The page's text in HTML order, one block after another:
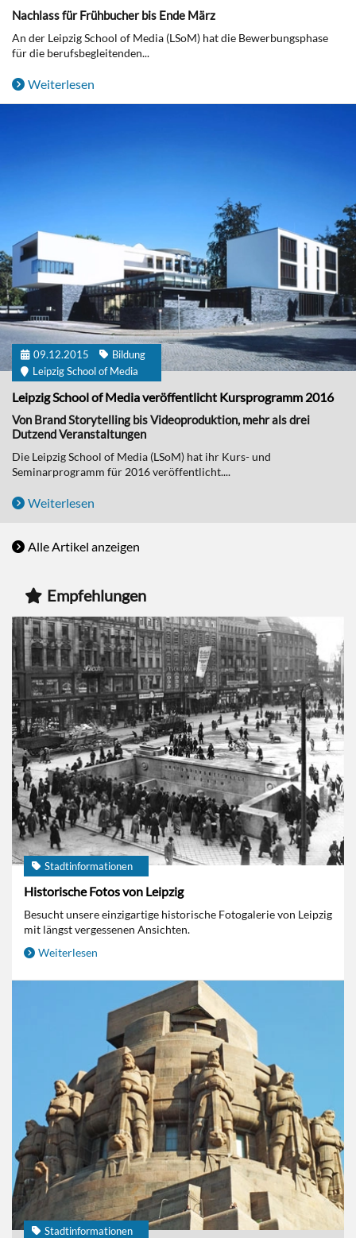
Nachlass für Frühbucher bis Ende März
An der Leipzig School of Media (LSoM) hat die Bewerbungsphase
für die berufsbegleitenden...
Weiterlesen
09.12.2015
Bildung
Leipzig School of Media
Leipzig School of Media veröffentlicht Kursprogramm 2016
Von Brand Storytelling bis Videoproduktion, mehr als drei
Dutzend Veranstaltungen
Die Leipzig School of Media (LSoM) hat ihr Kurs- und
Seminarprogramm für 2016 veröffentlicht....
Weiterlesen
Alle Artikel anzeigen
Empfehlungen
Stadtinformationen
Historische Fotos von Leipzig
Besucht unsere einzigartige historische Fotogalerie von Leipzig
mit längst vergessenen Ansichten.
Weiterlesen
Stadtinformationen